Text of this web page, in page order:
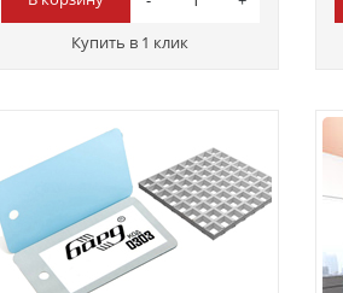
Купить в 1 клик